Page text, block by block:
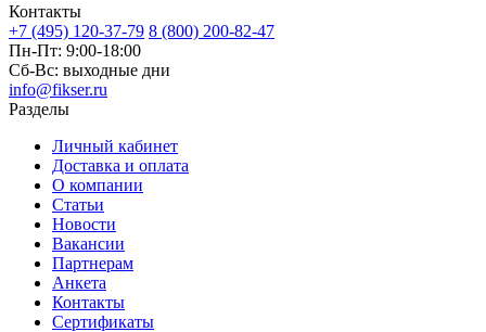
Контакты
+7 (495) 120-37-79 8 (800) 200-82-47
Пн-Пт: 9:00-18:00
Сб-Вс: выходные дни
info@fikser.ru
Разделы
Личный кабинет
Доставка и оплата
О компании
Статьи
Новости
Вакансии
Партнерам
Анкета
Контакты
Сертификаты